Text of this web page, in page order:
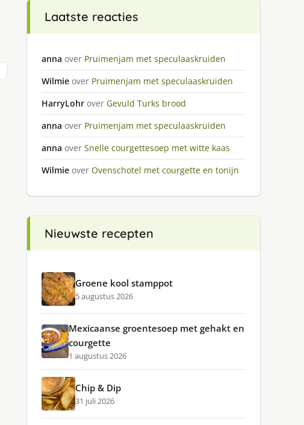
Laatste reacties
anna over Pruimenjam met speculaaskruiden
Wilmie over Pruimenjam met speculaaskruiden
HarryLohr over Gevuld Turks brood
anna over Pruimenjam met speculaaskruiden
anna over Snelle courgettesoep met witte kaas
Wilmie over Ovenschotel met courgette en tonijn
Nieuwste recepten
Groene kool stamppot
5 augustus 2026
Mexicaanse groentesoep met gehakt en
courgette
1 augustus 2026
Chip & Dip
31 juli 2026